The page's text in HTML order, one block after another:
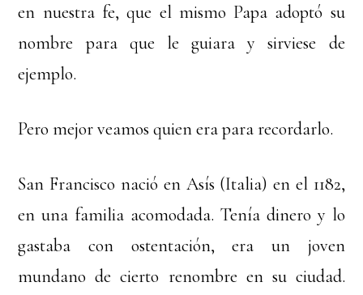
en nuestra fe, que el mismo Papa adoptó su
nombre para que le guiara y sirviese de
ejemplo.
Pero mejor veamos quien era para recordarlo.
San Francisco nació en Asís (Italia) en el 1182,
en una familia acomodada. Tenía dinero y lo
gastaba con ostentación, era un joven
mundano de cierto renombre en su ciudad.